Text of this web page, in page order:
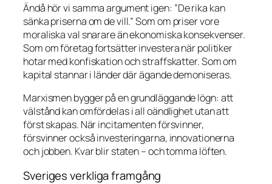
Ändå hör vi samma argument igen: ”De rika kan
sänka priserna om de vill.”Som om priser vore
moraliska val snarare än ekonomiska konsekvenser.
Som om företag fortsätter investera när politiker
hotar med konfiskation och straffskatter. Som om
kapital stannar i länder där ägande demoniseras.
Marxismen bygger på en grundläggande lögn: att
välstånd kan omfördelas i all oändlighet utan att
först skapas. När incitamenten försvinner,
försvinner också investeringarna, innovationerna
och jobben. Kvar blir staten – och tomma löften.
Sveriges verkliga framgång